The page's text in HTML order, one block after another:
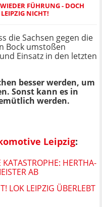
FÜHRUNG - DOCH
NICHT!
die Sachsen gegen die
Bock umstoßen
Einsatz in den letzten
besser werden, um
Sonst kann es in
werden.
Leipzig:
HERTHA-
AB
LOK LEIPZIG ÜBERLEBT